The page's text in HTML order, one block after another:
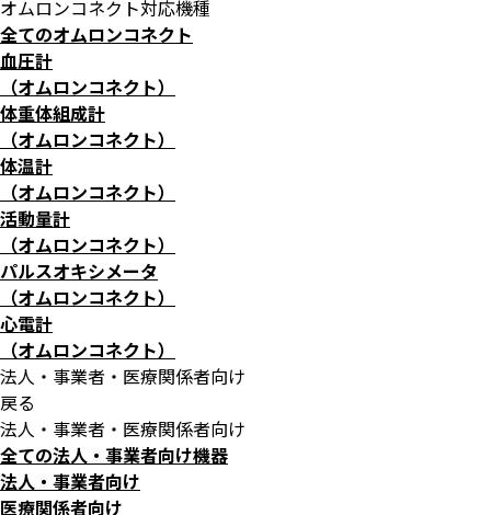
オムロンコネクト対応機種
全てのオムロンコネクト
血圧計
（オムロンコネクト）
体重体組成計
（オムロンコネクト）
体温計
（オムロンコネクト）
活動量計
（オムロンコネクト）
パルスオキシメータ
（オムロンコネクト）
心電計
（オムロンコネクト）
法人・事業者・医療関係者向け
戻る
法人・事業者・医療関係者向け
全ての法人・事業者向け機器
法人・事業者向け
医療関係者向け